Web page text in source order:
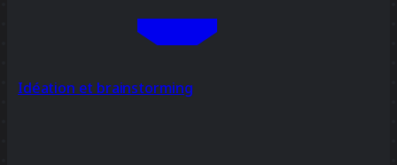
Idéation et brainstorming